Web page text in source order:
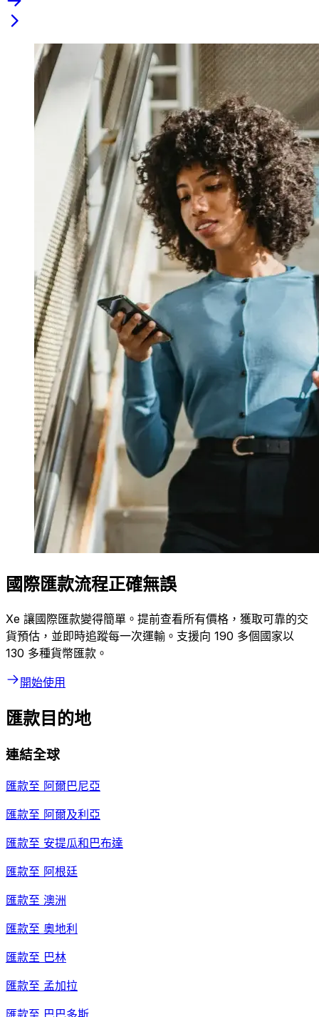
國際匯款流程正確無誤
Xe 讓國際匯款變得簡單。提前查看所有價格，獲取可靠的交
貨預估，並即時追蹤每一次運輸。支援向 190 多個國家以
130 多種貨幣匯款。
開始使用
匯款目的地
連結全球
匯款至 阿爾巴尼亞
匯款至 阿爾及利亞
匯款至 安提瓜和巴布達
匯款至 阿根廷
匯款至 澳洲
匯款至 奧地利
匯款至 巴林
匯款至 孟加拉
匯款至 巴巴多斯